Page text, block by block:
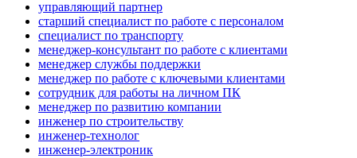
управляющий партнер
старший специалист по работе с персоналом
специалист по транспорту
менеджер-консультант по работе с клиентами
менеджер службы поддержки
менеджер по работе с ключевыми клиентами
сотрудник для работы на личном ПК
менеджер по развитию компании
инженер по строительству
инженер-технолог
инженер-электроник